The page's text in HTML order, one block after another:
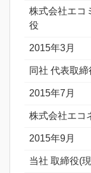
株式会社エコ
役
2015年3月
同社 代表取
2015年7月
株式会社エコ
2015年9月
当社 取締役(